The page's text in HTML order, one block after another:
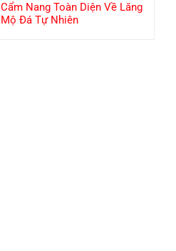
Cẩm Nang Toàn Diện Về Lăng
Mộ Đá Tự Nhiên